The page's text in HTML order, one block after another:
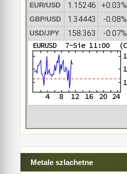
EUR/USD 1.15246 +0.03%
GBP/USD 1.34443 -0.08%
USD/JPY 158.363 -0.07%
Metale szlachetne